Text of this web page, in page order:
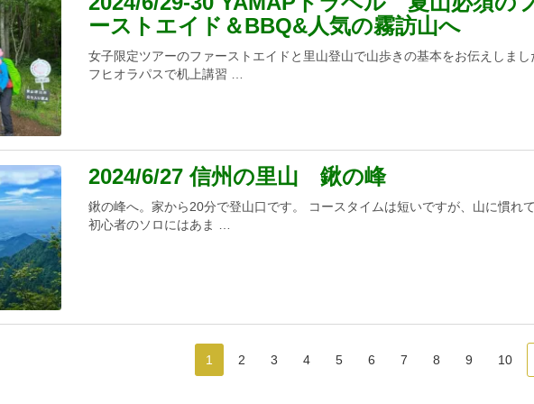
ーストエイド＆BBQ&人気の霧訪山へ
女子限定ツアーのファーストエイドと里山登山で山歩きの基本をお伝えしまし
フヒオラパスで机上講習 …
2024/6/27 信州の里山 鍬の峰
鍬の峰へ。家から20分で登山口です。 コースタイムは短いですが、山に慣れ
初心者のソロにはあま …
1 2 3 4 5 6 7 8 9 10